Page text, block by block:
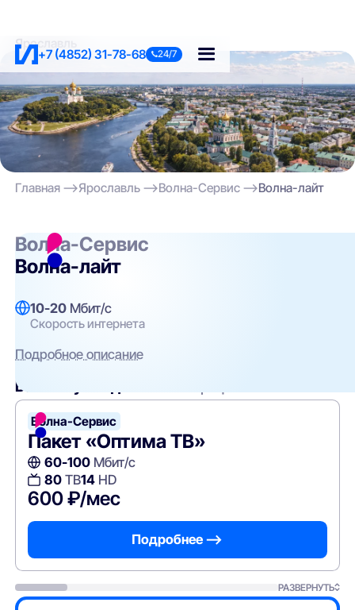
+7 (4852) 31-78-68 24/7
Ярославль
Главная Ярославль Волна-Сервис Волна-лайт
Волна-Сервис
Волна-лайт
10-20 Мбит/с
Скорость интернета
Подробное описание
Вам могут подойти
Волна-Сервис
Пакет «Оптима ТВ»
60-100Мбит/с
80ТВ14HD
600 ₽/мес
Подробнее —>
РАЗВЕРНУТЬ